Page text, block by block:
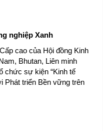
nghiệp Xanh
cao của Hội đồng Kinh
Bhutan, Liên minh
chức sự kiện “Kinh tế
Phát triển Bền vững trên